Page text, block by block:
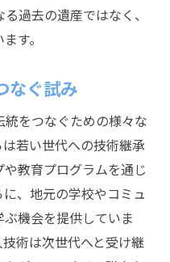
過去の遺産ではなく、
す。
なぐ試み
をつなぐための様々な
若い世代への技術継承
教育プログラムを通じ
、地元の学校やコミュ
機会を提供していま
術は次世代へと受け継